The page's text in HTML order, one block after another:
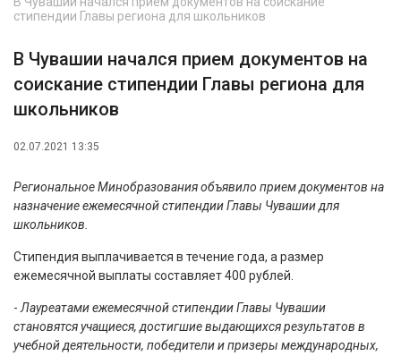
стипендии Главы региона для школьников
В Чувашии начался прием документов на
соискание стипендии Главы региона для
школьников
02.07.2021 13:35
Региональное Минобразования объявило прием документов на
назначение ежемесячной стипендии Главы Чувашии для
школьников.
Стипендия выплачивается в течение года, а размер
ежемесячной выплаты составляет 400 рублей.
- Лауреатами ежемесячной стипендии Главы Чувашии
становятся учащиеся, достигшие выдающихся результатов в
учебной деятельности, победители и призеры международных,